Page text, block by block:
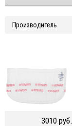
3010 руб.